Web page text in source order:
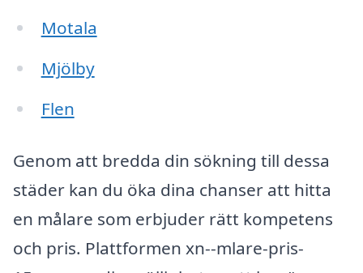
Motala
Mjölby
Flen
Genom att bredda din sökning till dessa
städer kan du öka dina chanser att hitta
en målare som erbjuder rätt kompetens
och pris. Plattformen xn--mlare-pris-